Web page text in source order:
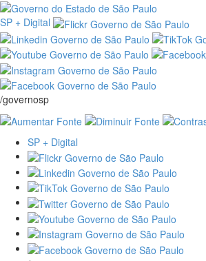
SP + Digital
/governosp
SP + Digital